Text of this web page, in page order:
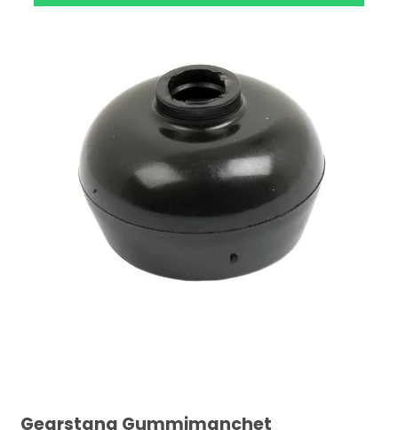
Gearstang Gummimanchet